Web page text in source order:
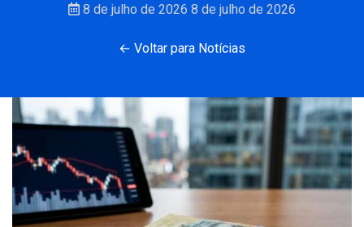
8 de julho de 2026 8 de julho de 2026
← Voltar para Notícias